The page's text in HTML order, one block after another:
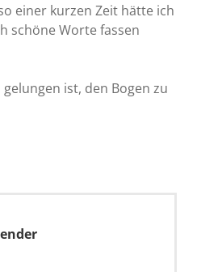
einer kurzen Zeit hätte ich
schöne Worte fassen
ist, den Bogen zu